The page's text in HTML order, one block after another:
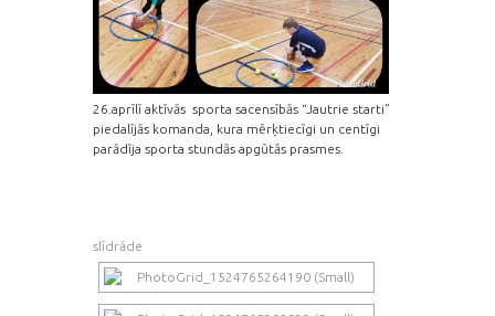
26.aprīlī aktīvās sporta sacensībās “Jautrie starti”
piedalījās komanda, kura mērķtiecīgi un centīgi
parādīja sporta stundās apgūtās prasmes.
slīdrāde